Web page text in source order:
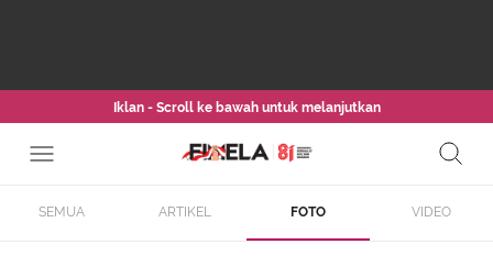
Iklan - Scroll ke bawah untuk melanjutkan
SEMUA ARTIKEL FOTO VIDEO